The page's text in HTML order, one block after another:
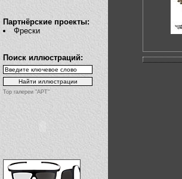
Партнёрские проекты:
Фрески
Поиск иллюстраций:
Top галереи "АРТ"